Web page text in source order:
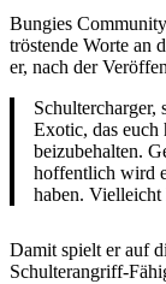
Bungies
tröstende Worte an
er, nach der
Schultercharger,
Exotic, das
beizubehalten.
hoffentlich wird
haben.
Damit spielt er auf
Schulterangriff-